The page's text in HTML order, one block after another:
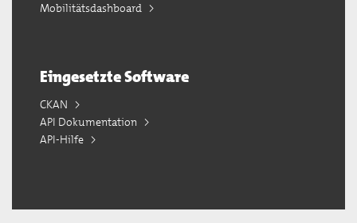
Mobilitätsdashboard
Eingesetzte Software
CKAN
API Dokumentation
API-Hilfe